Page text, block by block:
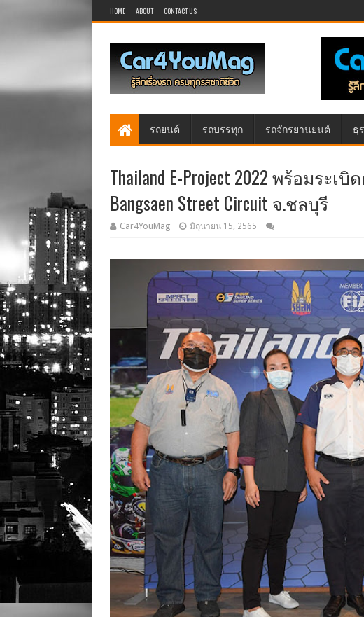
HOME ABOUT CONTACT US
รถยนต์ รถบรรทุก รถจักรยานยนต์ ธุ
Thailand E-Project 2022 พร้อมระ
Bangsaen Street Circuit จ.ชลบุรี
Car4YouMag มิถุนายน 15, 2565